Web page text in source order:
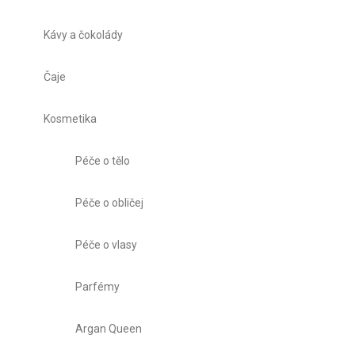
Kávy a čokolády
Čaje
Kosmetika
Péče o tělo
Péče o obličej
Péče o vlasy
Parfémy
Argan Queen